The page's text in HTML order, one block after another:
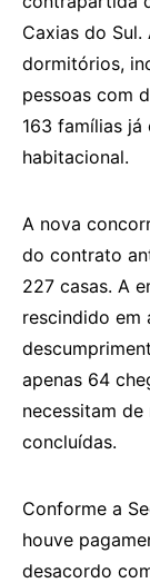
Caxias do
dormitórios,
pessoas com
163 famílias
habitacional.
A nova
do contrato
227 casas. A
rescindido em
apenas 64
necessitam
concluídas.
Conforme a
houve
desacordo